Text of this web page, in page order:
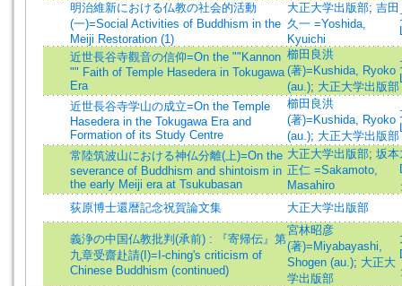
明治維新における仏教の社会的活動
(一)=Social Activities of Buddhism in the
Meiji Restoration (1)
大正大学出版部; 吉田
久一 =Yoshida,
Kyuichi
近世長谷寺觀音の信仰=On the ""Kannon
"" Faith of Temple Hasedera in Tokugawa
Era
櫛田良洪
(著)=Kushida, Ryoko
(au.); 大正大学出版部
近世長谷寺学山の成立=On the Temple
Hasedera in the Tokugawa Era and
Formation of its Study Centre
櫛田良洪
(著)=Kushida, Ryoko
(au.); 大正大学出版部
常陸筑波山における神仏分離(上)=On the
severance of Buddhism and shintoism in
the early Meiji era at Tsukubasan
大正大学出版部; 坂本
正仁 =Sakamoto,
Masahiro
荻原博士還暦記念祝賀論文集
大正大学出版部
義浄の中国仏教批判(承前) : 『寄帰伝』第
九章受齋赴請(I)=I-ching's criticism of
Chinese Buddhism (continued)
宮林昭彦
(著)=Miyabayashi,
Shogen (au.); 大正大
学出版部